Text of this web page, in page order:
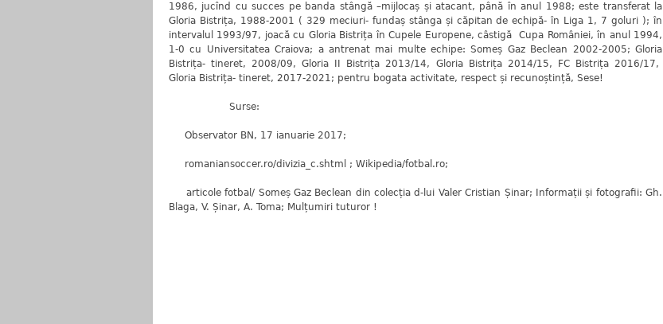
1986, jucînd cu succes pe banda stângă –mijlocaș și atacant, până în anul 1988; este transferat la
Gloria Bistrița, 1988-2001 ( 329 meciuri- fundaș stânga și căpitan de echipă- în Liga 1, 7 goluri ); în
intervalul 1993/97, joacă cu Gloria Bistrița în Cupele Europene, câstigă Cupa României, în anul 1994,
1-0 cu Universitatea Craiova; a antrenat mai multe echipe: Someș Gaz Beclean 2002-2005; Gloria
Bistrița- tineret, 2008/09, Gloria II Bistrița 2013/14, Gloria Bistrița 2014/15, FC Bistrița 2016/17,
Gloria Bistrița- tineret, 2017-2021; pentru bogata activitate, respect și recunoștință, Sese!
Surse:
Observator BN, 17 ianuarie 2017;
romaniansoccer.ro/divizia_c.shtml ; Wikipedia/fotbal.ro;
articole fotbal/ Someș Gaz Beclean din colecția d-lui Valer Cristian Șinar; Informații și fotografii: Gh.
Blaga, V. Șinar, A. Toma; Mulțumiri tuturor !